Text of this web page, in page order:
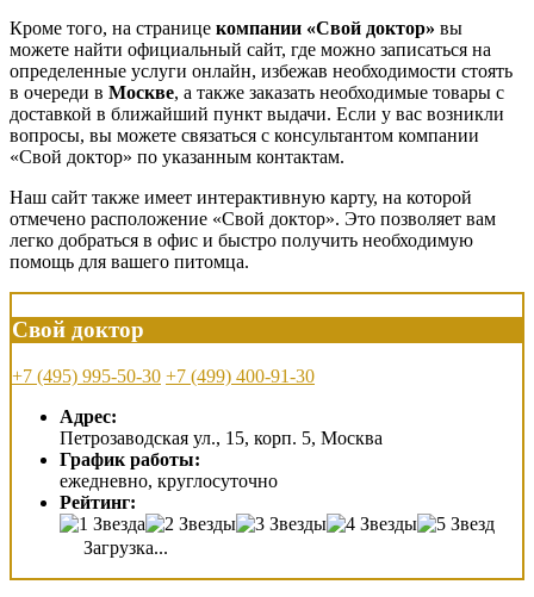
Кроме того, на странице компании «Свой доктор» вы
можете найти официальный сайт, где можно записаться на
определенные услуги онлайн, избежав необходимости стоять
в очереди в Москве, а также заказать необходимые товары с
доставкой в ближайший пункт выдачи. Если у вас возникли
вопросы, вы можете связаться с консультантом компании
«Свой доктор» по указанным контактам.
Наш сайт также имеет интерактивную карту, на которой
отмечено расположение «Свой доктор». Это позволяет вам
легко добраться в офис и быстро получить необходимую
помощь для вашего питомца.
Свой доктор
+7 (495) 995-50-30 +7 (499) 400-91-30
Адрес:
Петрозаводская ул., 15, корп. 5, Москва
График работы:
ежедневно, круглосуточно
Рейтинг:
Загрузка...